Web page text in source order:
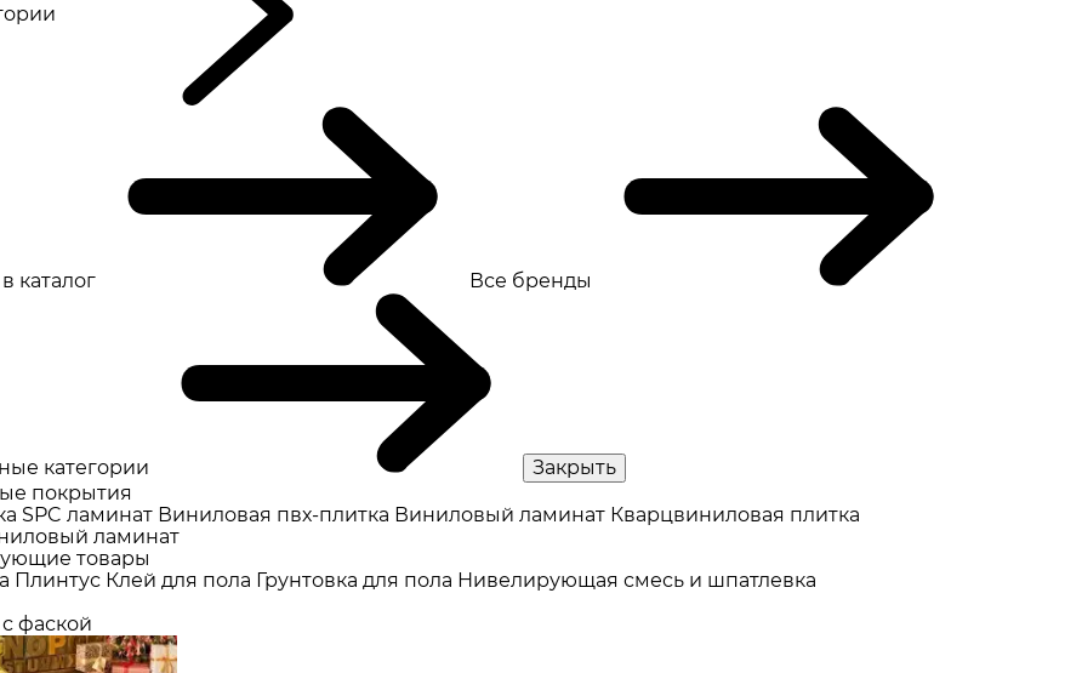
каталог Все бренды
категории
Закрыть
покрытия
SPC ламинат Виниловая пвх-плитка Виниловый ламинат Кварцвиниловая плитка
ламинат
товары
Плинтус Клей для пола Грунтовка для пола Нивелирующая смесь и шпатлевка
фаской